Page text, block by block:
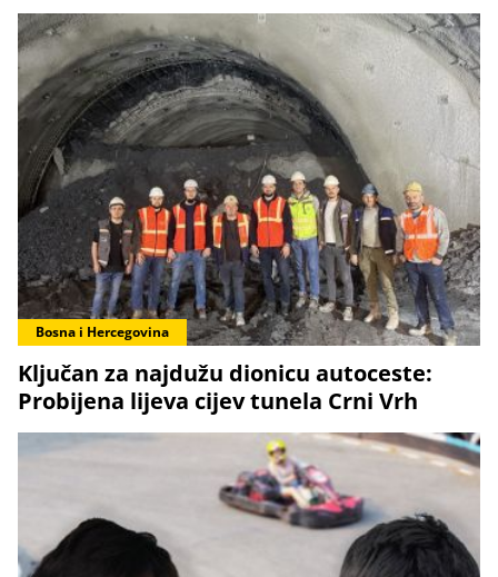
Bosna i Hercegovina
Ključan za najdužu dionicu autoceste:
Probijena lijeva cijev tunela Crni Vrh